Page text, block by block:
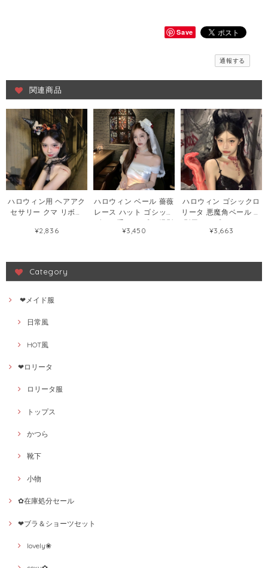
Save
通報する
関連商品
ハロウィン用 ヘアアク
セサリー クマ リボン
パーティー 悪魔風 スパ
¥2,836
ハロウィン ベール 薔薇
レース ハット ゴシック
ダーク系 コスプレ 撮影
用 ロリータ 花嫁風 ヘ
¥3,450
ハロウィン ゴシックロ
リータ 悪魔角ベール 撮
影用コスプレアクセサ
リー121073085
¥3,663
Category
❤メイド服
日常風
HOT風
❤ロリータ
ロリータ服
トップス
かつら
靴下
小物
✿在庫処分セール
❤ブラ＆ショーツセット
lovely❀